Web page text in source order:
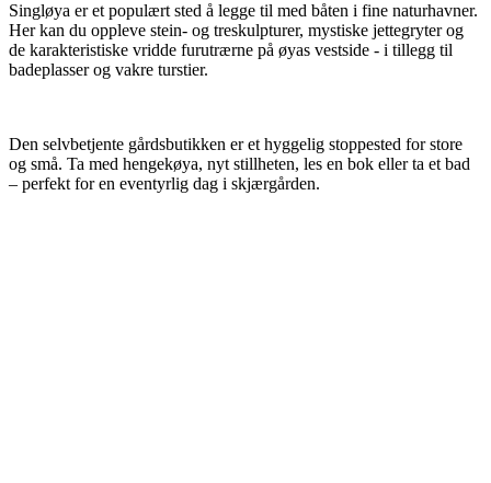
Singløya er et populært sted å legge til med båten i fine naturhavner.
Her kan du oppleve stein- og treskulpturer, mystiske jettegryter og
de karakteristiske vridde furutrærne på øyas vestside - i tillegg til
badeplasser og vakre turstier.
Den selvbetjente gårdsbutikken er et hyggelig stoppested for store
og små. Ta med hengekøya, nyt stillheten, les en bok eller ta et bad
– perfekt for en eventyrlig dag i skjærgården.